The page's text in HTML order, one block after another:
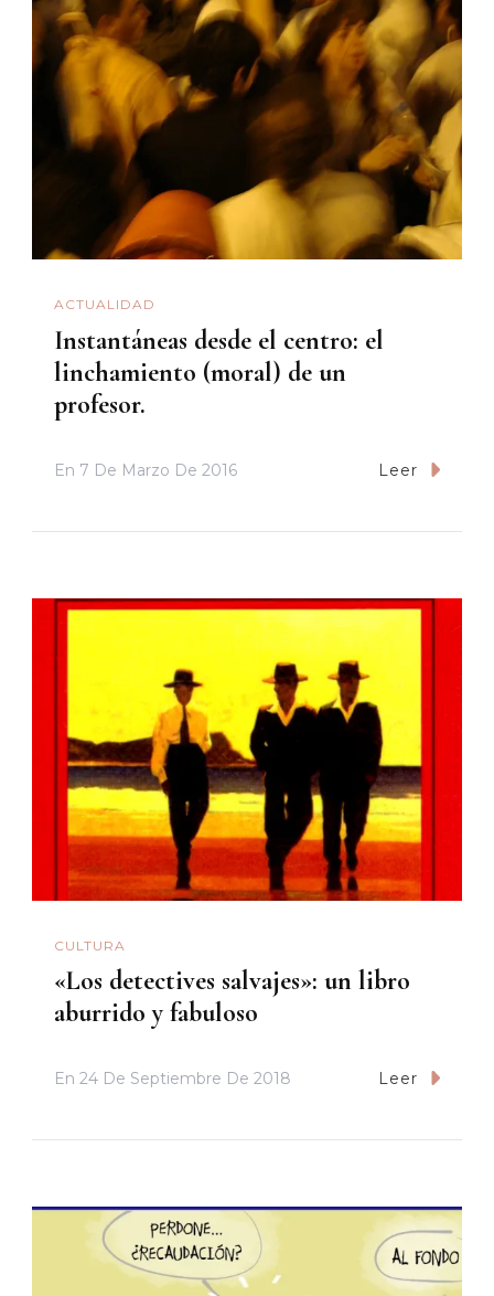
ACTUALIDAD
Instantáneas desde el centro: el
linchamiento (moral) de un
profesor.
En 7 De Marzo De 2016 Leer
CULTURA
«Los detectives salvajes»: un libro
aburrido y fabuloso
En 24 De Septiembre De 2018 Leer